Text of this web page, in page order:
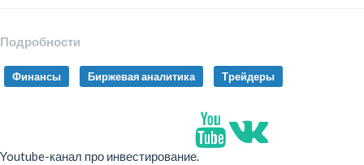
Подробности
Финансы Биржевая аналитика Трейдеры
Youtube-канал про инвестирование.